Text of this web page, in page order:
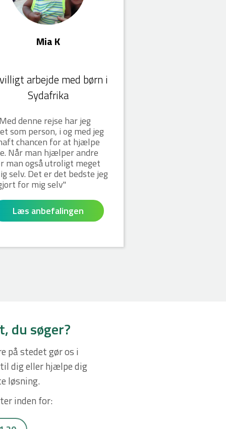
Mia K
arbejde med børn i
Sydafrika
denne rejse har jeg
som person, i og med jeg
chancen for at hjælpe
Når man hjælper andre
man også utroligt meget
selv. Det er det bedste jeg
for mig selv
Læs anbefalingen
du søger?
på stedet gør os i
dig eller hjælpe dig
løsning.
inden for: